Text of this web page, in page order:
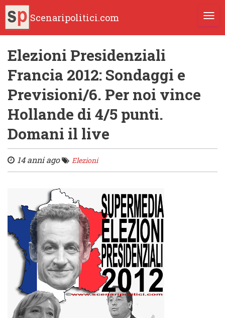
Scenaripolitici.com
Elezioni Presidenziali
Francia 2012: Sondaggi e
Previsioni/6. Per noi vince
Hollande di 4/5 punti.
Domani il live
14 anni ago Elezioni